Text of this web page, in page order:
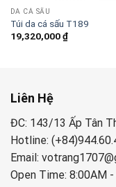
DA CÁ SẤU
Túi da cá sấu T189
19,320,000₫
Liên Hệ
ĐC: 143/13 Ấp Tân
Hotline:
Email:
Open Time: 8:00AM